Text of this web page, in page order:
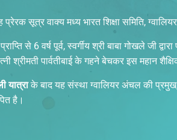
प्रेरक सूत्र वाक्य मध्य भारत शिक्षा समिति,
से 6 वर्ष पूर्व, स्वर्गीय श्री बाबा गोखले जी द्वारा
श्रीमती पार्वतीबाई के गहने बेचकर इस महान
यात्राके बाद यह संस्था ग्वालियर अंचल की प्रमुख,
है।